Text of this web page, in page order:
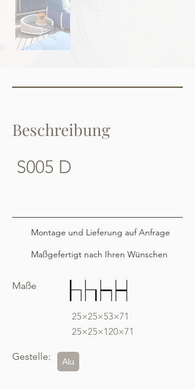
Beschreibung
S005 D
Montage und Lieferung auf Anfrage
Maßgefertigt nach Ihren Wünschen
Maße
25×25×53×71
25×25×120×71
Gestelle: Alu